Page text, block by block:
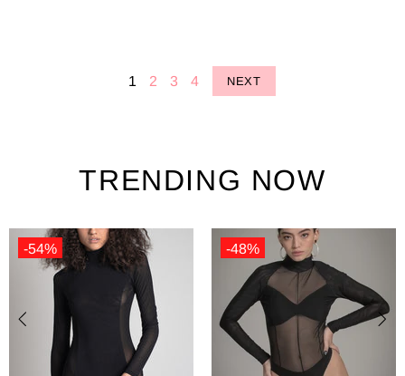
1 2 3 4 NEXT
TRENDING NOW
-48%
暑い
新品
-54%